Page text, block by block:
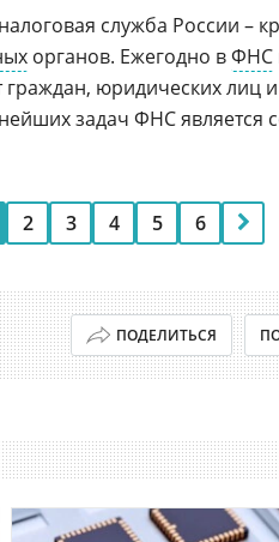
служба России –
органов. Ежегодно вФНС
юридических лиц и
задач ФНС является
2 3 4 5 6
ПОДЕЛИТЬСЯ